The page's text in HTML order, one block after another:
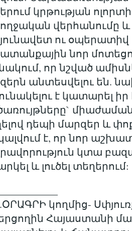
կրթության
վերհանումը
ու օպերատիվ
նոր
որ նշված
անտեսվելու են.
է կատարել
դեպի մարզեր և
է, որ նոր
կտա
և լուծել տեղերում:
կողմից-
Հայաստանի